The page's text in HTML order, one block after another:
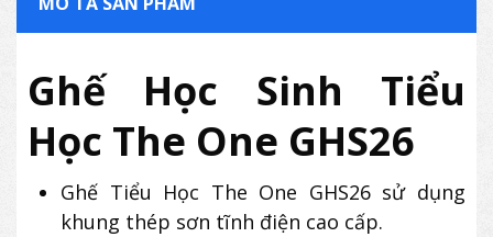
Ghế Học Sinh Tiểu
Học The One GHS26
Ghế Tiểu Học The One GHS26 sử dụng
khung thép sơn tĩnh điện cao cấp.